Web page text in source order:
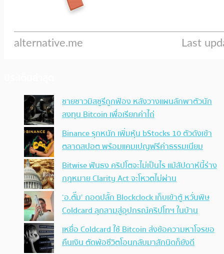
ชายชาวมิสซูรีถูกฟ้อง หลังวางแผนลักพาตัวนัก
ลงทุน Bitcoin เพื่อเรียกค่าไถ่
Binance รุกหนัก เพิ่มหุ้น bStocks 10 ตัวดังเข้า
ตลาดสปอต พร้อมแคมเปญฟรีค่าธรรมเนียม
Bitwise ฟันธง คริปโตจะไม่เป็นไร แม้สัปดาห์นี้ร่าง
กฎหมาย Clarity Act จะโหวตไม่ผ่าน
‘อ.ตั๊ม’ ถอดปลั้ก Blockclock เก็บเข้าตู้ หวั่นพิษ
Coldcard ลุกลามสู่อุปกรณ์คริปโทฯ ในบ้าน
เหยื่อ Coldcard ใช้ Bitcoin ส่งข้อความหาโจรขอ
คืนเงิน ตัดพ้อชีวิตโอนกลับมาสักนิดก็ยังดี